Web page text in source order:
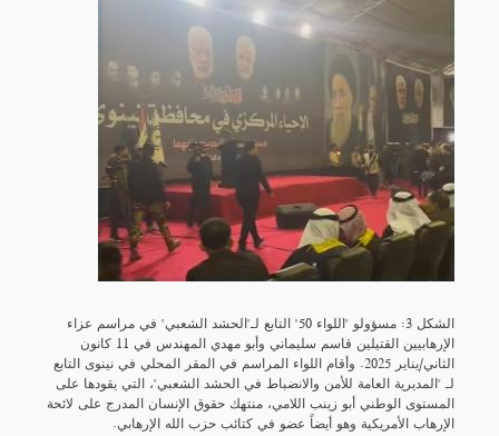
الشكل 3: مسؤولو "اللواء 50" التابع لـ"الحشد الشعبي" في مراسم عزاء
الإرهابيين القتيلين قاسم سليماني وأبو مهدي المهندس في 11 كانون
الثاني/يناير 2025. وأقام اللواء المراسم في المقر المحلي في نينوى التابع
لـ "المديرية العامة للأمن والانضباط في الحشد الشعبي"، التي يقودها على
المستوى الوطني أبو زينب اللامي، منتهك حقوق الإنسان المدرج على لائحة
الإرهاب الأمريكية وهو أيضاً عضو في كتائب حزب الله الإرهابي.